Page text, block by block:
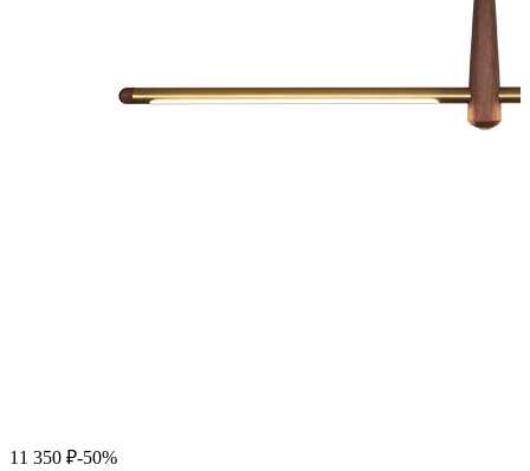
11 350 ₽-50%